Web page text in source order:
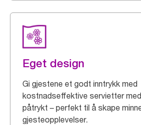
Eget design
Gi gjestene et godt inntrykk med
kostnadseffektive servietter
påtrykt – perfekt til å skape
gjesteopplevelser.